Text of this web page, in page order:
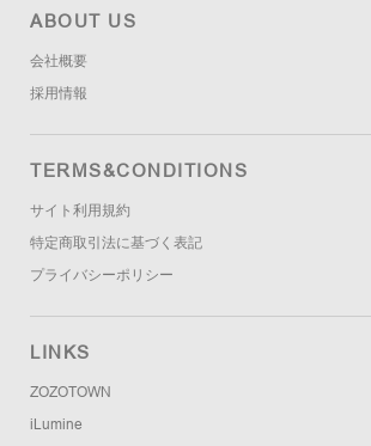
ABOUT US
会社概要
採用情報
TERMS&CONDITIONS
サイト利用規約
特定商取引法に基づく表記
プライバシーポリシー
LINKS
ZOZOTOWN
iLumine